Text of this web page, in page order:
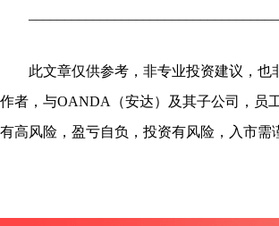
此文章仅供参考，非专业投资建议，也
作者，与OANDA（安达）及其子公司，员
有高风险，盈亏自负，投资有风险，入市需